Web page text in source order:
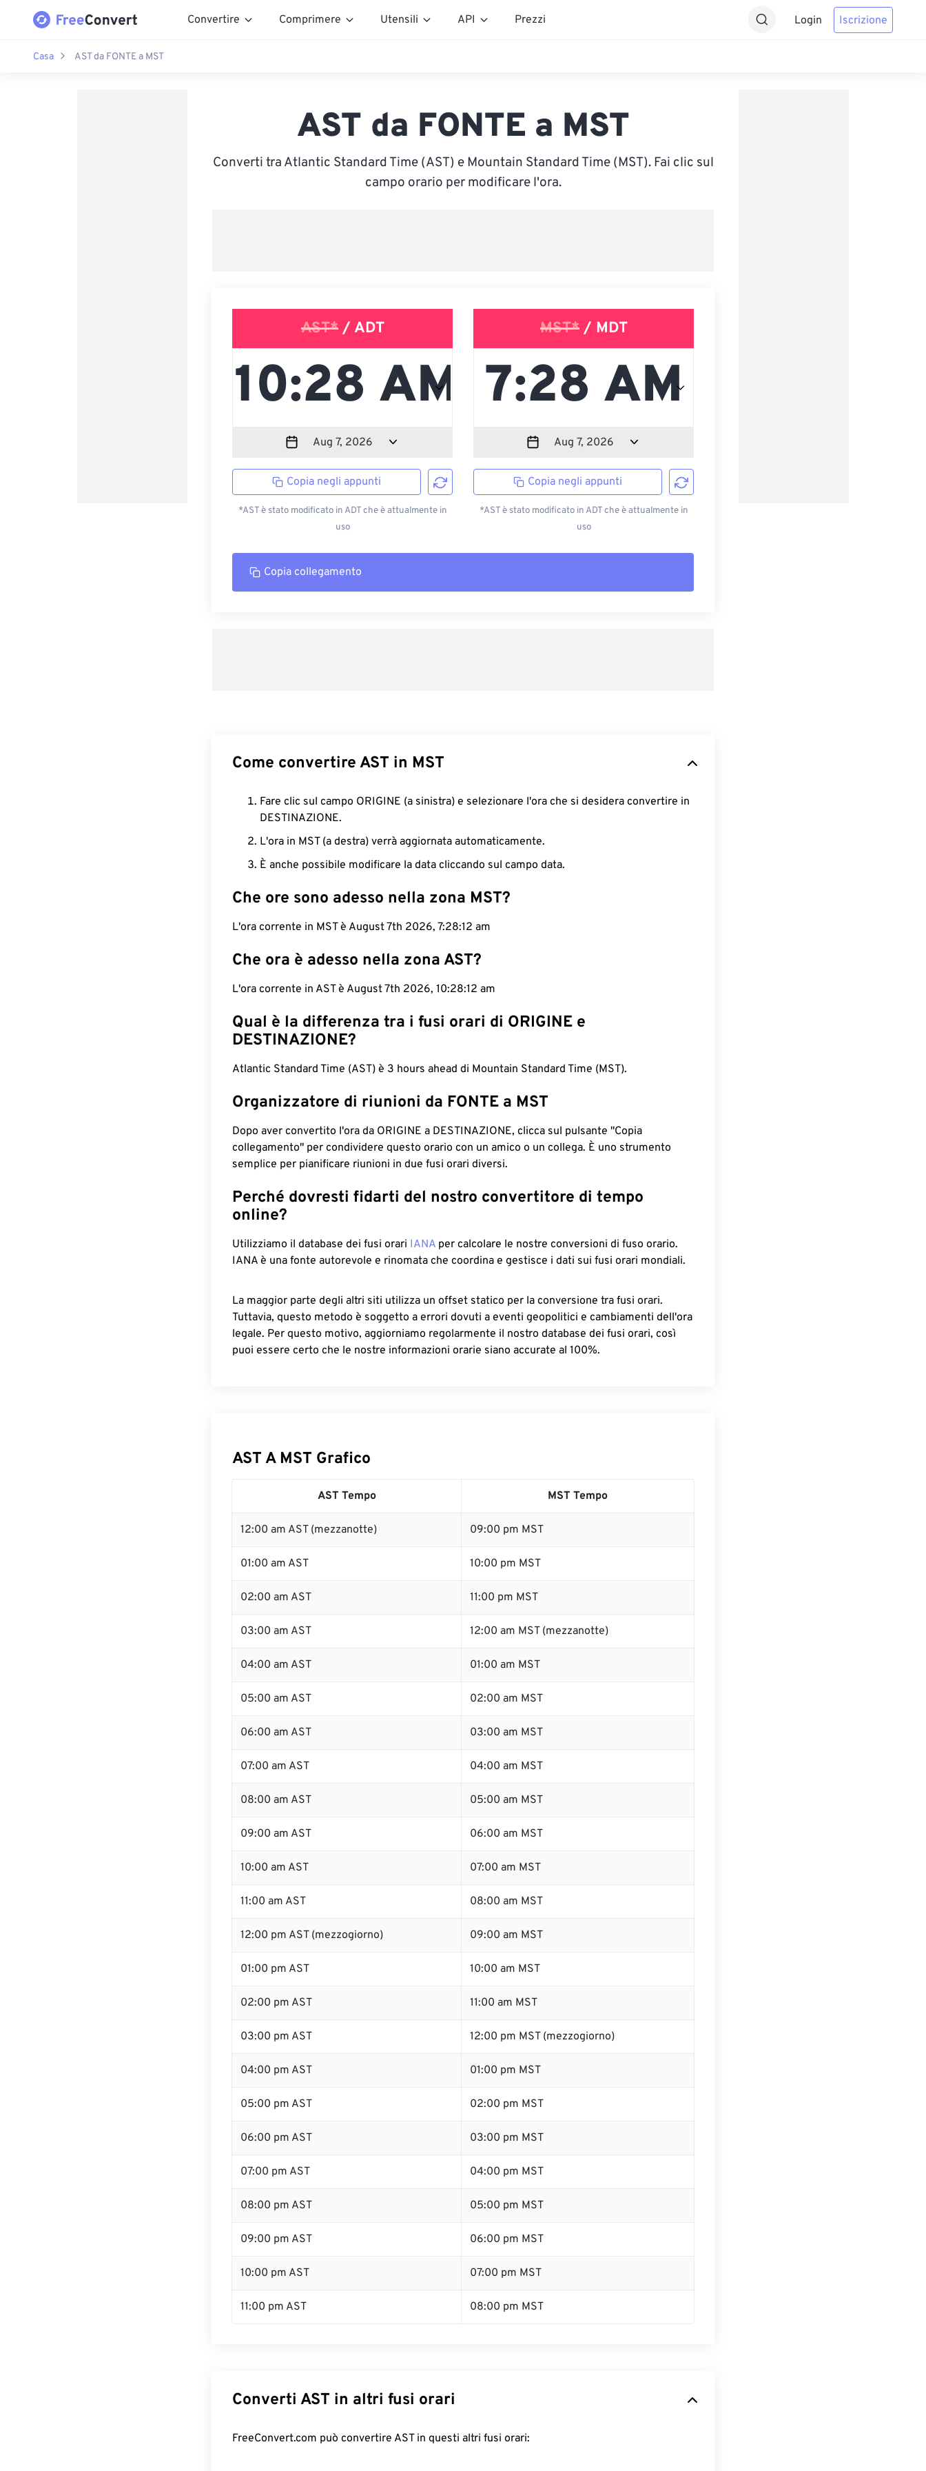
Convertire Comprimere Utensili API Prezzi Login Iscrizione
Casa AST da FONTE a MST
AST da FONTE a MST
Converti tra Atlantic Standard Time (AST) e Mountain Standard Time (MST). Fai clic sul
campo orario per modificare l'ora.
AST*/ ADT
Copia negli appunti
*AST è stato modificato in ADT che è attualmente in
uso
MST*/ MDT
Copia negli appunti
*AST è stato modificato in ADT che è attualmente in
uso
Copia collegamento
Come convertire AST in MST
Fare clic sul campo ORIGINE (a sinistra) e selezionare l'ora che si desidera convertire in
DESTINAZIONE.
L'ora in MST (a destra) verrà aggiornata automaticamente.
È anche possibile modificare la data cliccando sul campo data.
Che ore sono adesso nella zona MST?
L'ora corrente in MST è August 7th 2026, 7:28:13 am
Che ora è adesso nella zona AST?
L'ora corrente in AST è August 7th 2026, 10:28:13 am
Qual è la differenza tra i fusi orari di ORIGINE e
DESTINAZIONE?
Atlantic Standard Time (AST) è 3 hours ahead di Mountain Standard Time (MST).
Organizzatore di riunioni da FONTE a MST
Dopo aver convertito l'ora da ORIGINE a DESTINAZIONE, clicca sul pulsante "Copia
collegamento" per condividere questo orario con un amico o un collega. È uno strumento
semplice per pianificare riunioni in due fusi orari diversi.
Perché dovresti fidarti del nostro convertitore di tempo
online?
Utilizziamo il database dei fusi orari IANA per calcolare le nostre conversioni di fuso orario.
IANA è una fonte autorevole e rinomata che coordina e gestisce i dati sui fusi orari mondiali.
La maggior parte degli altri siti utilizza un offset statico per la conversione tra fusi orari.
Tuttavia, questo metodo è soggetto a errori dovuti a eventi geopolitici e cambiamenti dell'ora
legale. Per questo motivo, aggiorniamo regolarmente il nostro database dei fusi orari, così
puoi essere certo che le nostre informazioni orarie siano accurate al 100%.
AST A MST Grafico
AST Tempo MST Tempo
12:00 am AST (mezzanotte) 09:00 pm MST
01:00 am AST 10:00 pm MST
02:00 am AST 11:00 pm MST
03:00 am AST 12:00 am MST (mezzanotte)
04:00 am AST 01:00 am MST
05:00 am AST 02:00 am MST
06:00 am AST 03:00 am MST
07:00 am AST 04:00 am MST
08:00 am AST 05:00 am MST
09:00 am AST 06:00 am MST
10:00 am AST 07:00 am MST
11:00 am AST 08:00 am MST
12:00 pm AST (mezzogiorno) 09:00 am MST
01:00 pm AST 10:00 am MST
02:00 pm AST 11:00 am MST
03:00 pm AST 12:00 pm MST (mezzogiorno)
04:00 pm AST 01:00 pm MST
05:00 pm AST 02:00 pm MST
06:00 pm AST 03:00 pm MST
07:00 pm AST 04:00 pm MST
08:00 pm AST 05:00 pm MST
09:00 pm AST 06:00 pm MST
10:00 pm AST 07:00 pm MST
11:00 pm AST 08:00 pm MST
Converti AST in altri fusi orari
FreeConvert.com può convertire AST in questi altri fusi orari: